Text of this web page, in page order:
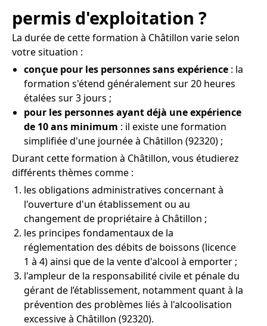
permis d'exploitation ?
La durée de cette formation à Châtillon varie selon
votre situation :
conçue pour les personnes sans expérience : la
formation s'étend généralement sur 20 heures
étalées sur 3 jours ;
pour les personnes ayant déjà une expérience
de 10 ans minimum : il existe une formation
simplifiée d'une journée à Châtillon (92320) ;
Durant cette formation à Châtillon, vous étudierez
différents thèmes comme :
les obligations administratives concernant à
l'ouverture d'un établissement ou au
changement de propriétaire à Châtillon ;
les principes fondamentaux de la
réglementation des débits de boissons (licence
1 à 4) ainsi que de la vente d'alcool à emporter ;
l'ampleur de la responsabilité civile et pénale du
gérant de l’établissement, notamment quant à la
prévention des problèmes liés à l'alcoolisation
excessive à Châtillon (92320).